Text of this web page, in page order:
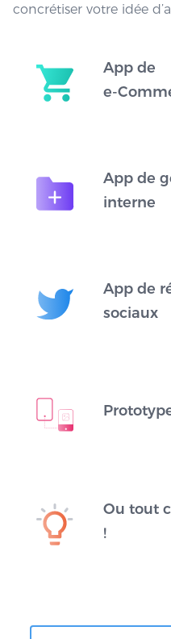
concrétiser votre idée
App de
e-
App de
interne
App de
sociaux
Ou tout
!